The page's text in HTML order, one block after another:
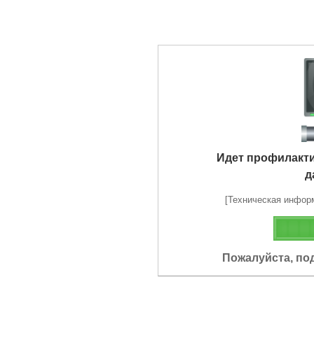
Идет
[Техническая
Пожалуйста,